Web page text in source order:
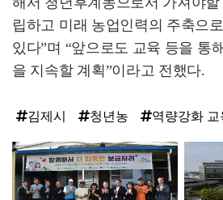
립하고 미래 농업인력의 주축으
있다”며 “앞으로도 교육 등을 통
을 지속할 계획”이라고 전했다.
김제시 청년농 역량강화 교
탑
라
인